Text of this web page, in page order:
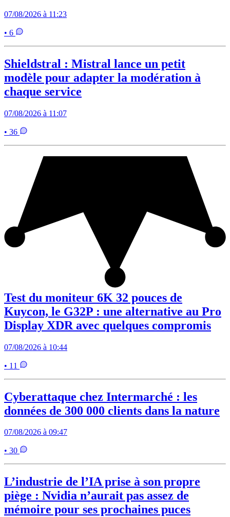
07/08/2026 à 11:23
• 6
Shieldstral : Mistral lance un petit
modèle pour adapter la modération à
chaque service
07/08/2026 à 11:07
• 36
Test du moniteur 6K 32 pouces de
Kuycon, le G32P : une alternative au Pro
Display XDR avec quelques compromis
07/08/2026 à 10:44
• 11
Cyberattaque chez Intermarché : les
données de 300 000 clients dans la nature
07/08/2026 à 09:47
• 30
L’industrie de l’IA prise à son propre
piège : Nvidia n’aurait pas assez de
mémoire pour ses prochaines puces